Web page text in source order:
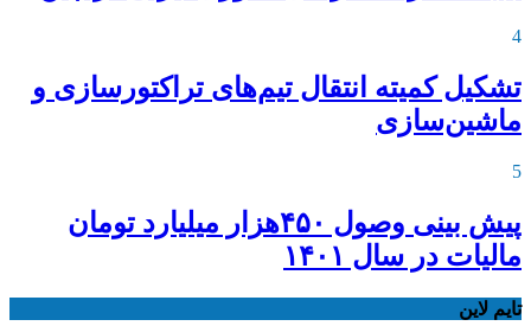
4
تشکیل کمیته انتقال تیم‌های تراکتورسازی و
ماشین‌سازی
5
پیش بینی وصول ۴۵۰هزار میلیارد تومان
مالیات در سال ۱۴۰۱
تایم لاین